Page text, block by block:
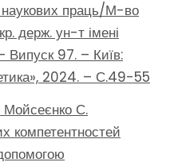
наукових праць/М-во
держ. ун-т імені
Випуск 97. – Київ:
2024. – С.49-55
Мойсеєнко С.
компетентностей